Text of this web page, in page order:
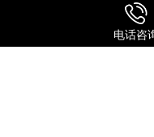
电话咨